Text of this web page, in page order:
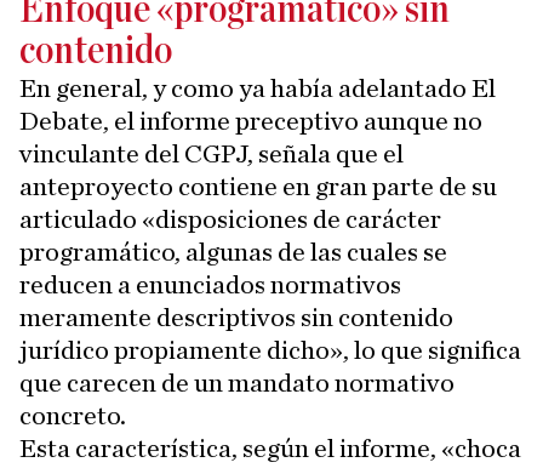
Enfoque «programático» sin
contenido
En general, y como ya había adelantado El
Debate, el informe preceptivo aunque no
vinculante del CGPJ, señala que el
anteproyecto contiene en gran parte de su
articulado «disposiciones de carácter
programático, algunas de las cuales se
reducen a enunciados normativos
meramente descriptivos sin contenido
jurídico propiamente dicho», lo que significa
que carecen de un mandato normativo
concreto.
Esta característica, según el informe, «choca